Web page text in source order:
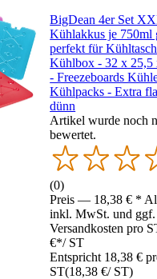
BigDean 4er Set
Kühlakkus je 750ml
perfekt für
Kühlbox - 32 x 25,5
- Freezeboards
Kühlpacks - Extra
dünn
Artikel wurde noch
bewertet.
(0)
Preis — 18,38 € *
inkl. MwSt. und ggf.
Versandkosten pro
€*/ ST
Entspricht 18,38 €
ST(18,38 €/ ST)